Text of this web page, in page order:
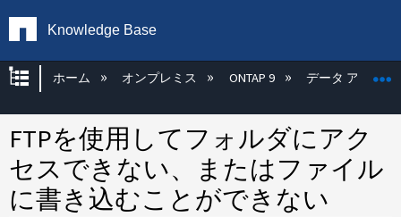
Knowledge Base
グローバル階層を展開/折りたたむ
ホーム オンプレミス ONTAP 9 データ アクセス
FTPを使用してフォルダにアク
セスできない、またはファイル
に書き込むことができない